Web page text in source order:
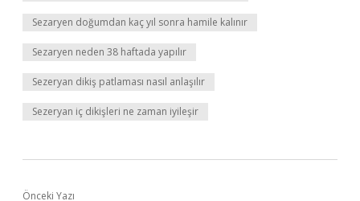
Sezaryen doğumdan kaç yıl sonra hamile kalınır
Sezaryen neden 38 haftada yapılır
Sezeryan dikiş patlaması nasıl anlaşılır
Sezeryan iç dikişleri ne zaman iyileşir
Önceki Yazı